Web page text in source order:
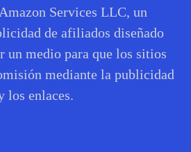
Services LLC, un
de afiliados diseñado
un medio para que los sitios
mediante la publicidad
los enlaces.